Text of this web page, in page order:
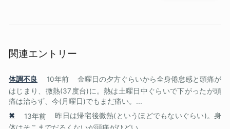
関連エントリー
体調不良 10年前
金曜日の夕方ぐらいから全身倦怠感と頭痛が
はじまり、微熱(37度台)に。熱は土曜日中ぐらいで下がったが頭
痛は治らず、今(月曜日)でもまだ痛い。...
✖
13年前
昨日は帰宅後微熱(というほどでもないぐらい)。身